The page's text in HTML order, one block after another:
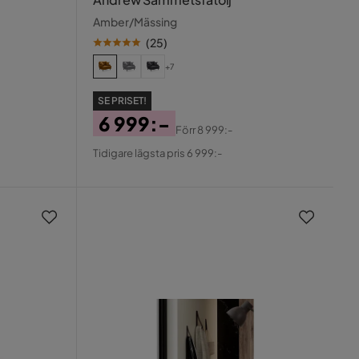
Amber/Mässing
(25)
+7
SE PRISET!
Pris
6 999:-
Original
Förr8 999:-
Tidigare lägsta pris 6 999:-